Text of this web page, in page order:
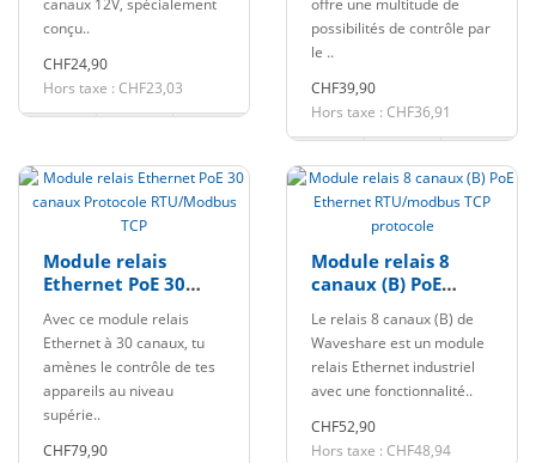
canaux 12V, spécialement
conçu..
CHF24,90
Hors taxe : CHF23,03
offre une multitude de
possibilités de contrôle par
le ..
CHF39,90
Hors taxe : CHF36,91
Module relais
Ethernet PoE 30
RTU/Modbus TCP
Avec ce module relais
Ethernet à 30 canaux, tu
amènes le contrôle de tes
appareils au niveau
supérie..
CHF79,90
Module relais 8
canaux (B) PoE
RTU/modbus TCP
protocole
Le relais 8 canaux (B) de
Waveshare est un module
relais Ethernet industriel
avec une fonctionnalité..
CHF52,90
Hors taxe : CHF48,94